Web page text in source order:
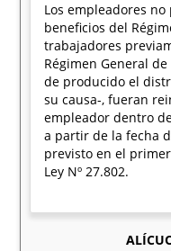
Los empleadores
beneficios del
trabajadores
Régimen General
de producido el
su causa-, fueran
empleador dentro
a partir de la fecha
previsto en el
Ley Nº 27.802.